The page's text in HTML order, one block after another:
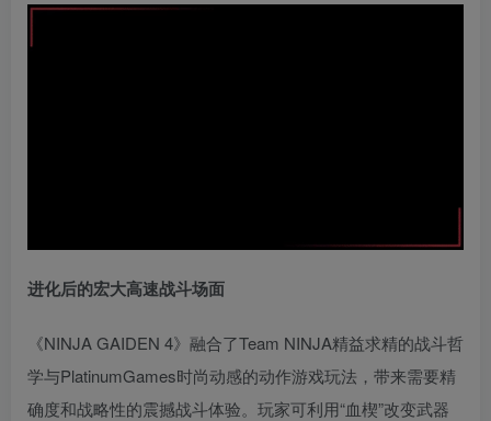
进化后的宏大高速战斗场面
《NINJA GAIDEN 4》融合了Team NINJA精益求精的战斗哲
学与PlatinumGames时尚动感的动作游戏玩法，带来需要精
确度和战略性的震撼战斗体验。玩家可利用“血楔”改变武器